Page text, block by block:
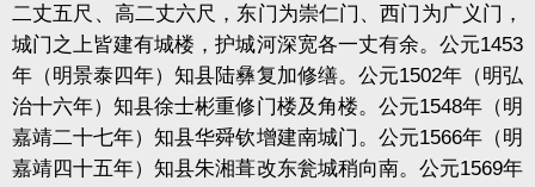
二丈五尺、高二丈六尺，东门为崇仁门、西门为广义门，
城门之上皆建有城楼，护城河深宽各一丈有余。公元1453
年（明景泰四年）知县陆彝复加修缮。公元1502年（明弘
治十六年）知县徐士彬重修门楼及角楼。公元1548年（明
嘉靖二十七年）知县华舜钦增建南城门。公元1566年（明
嘉靖四十五年）知县朱湘葺改东瓮城稍向南。公元1569年